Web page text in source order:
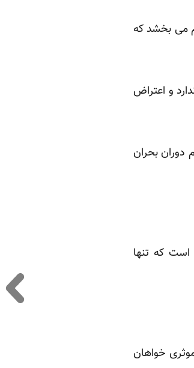
می بخشد که
و اعتراض
دوران بحران
است که تنها
خواهان